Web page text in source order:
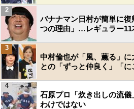
バナナマン日村が簡単に
つの理由」…レギュラー11
2
中村倫也が「風、薫る」
との「ずっと仲良く」「
3
石原プロ「炊き出しの流
わけではない
4